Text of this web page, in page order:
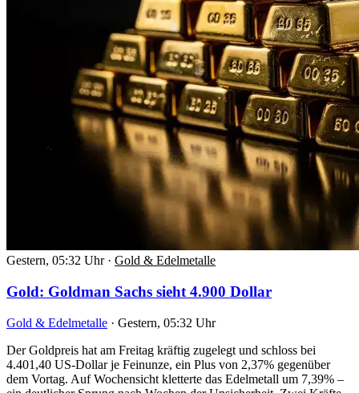
Gestern, 05:32 Uhr · Gold & Edelmetalle
Gold: Goldman Sachs sieht 4.900 Dollar
Gold & Edelmetalle · Gestern, 05:32 Uhr
Der Goldpreis hat am Freitag kräftig zugelegt und schloss bei
4.401,40 US-Dollar je Feinunze, ein Plus von 2,37% gegenüber
dem Vortag. Auf Wochensicht kletterte das Edelmetall um 7,39% –